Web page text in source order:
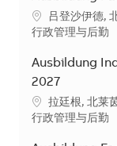
地点吕登沙伊德,
类别
行政管理与后勤
Ausbildung
2027
地点拉廷根, 北莱
类别
行政管理与后勤